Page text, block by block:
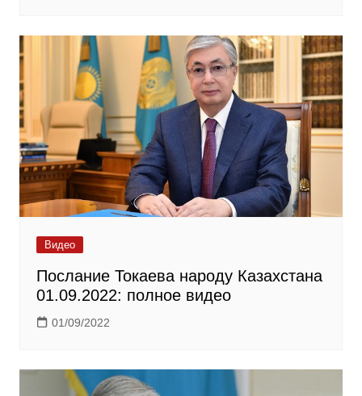
Видео
Послание Токаева народу Казахстана
01.09.2022: полное видео
01/09/2022